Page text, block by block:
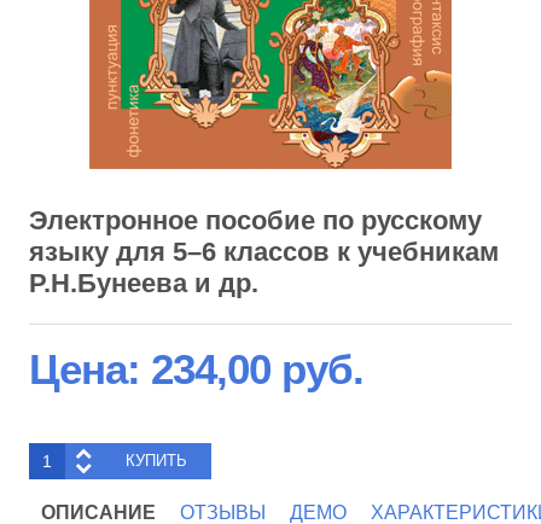
Электронное пособие по русскому
языку для 5–6 классов к учебникам
Р.Н.Бунеева и др.
Цена: 234,00 руб.
ОПИСАНИЕ ОТЗЫВЫ ДЕМО